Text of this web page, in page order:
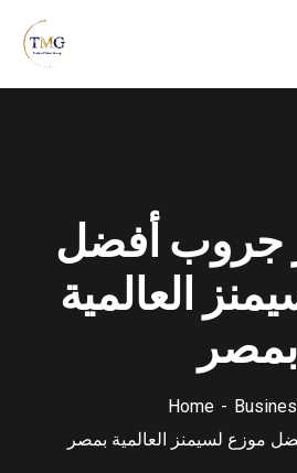
جروب أفضل
العالمية
بمصر
Home
موزع لسيمنز العالمية بمصر